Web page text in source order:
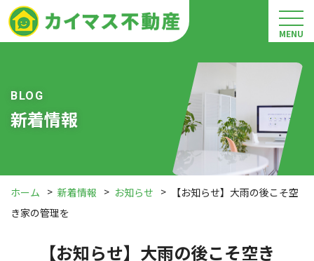
MENU
新着情報
BLOG
ホーム 新着情報 お知らせ
【お知らせ】大雨の後こそ空
き家の管理を
【お知らせ】大雨の後こそ空き